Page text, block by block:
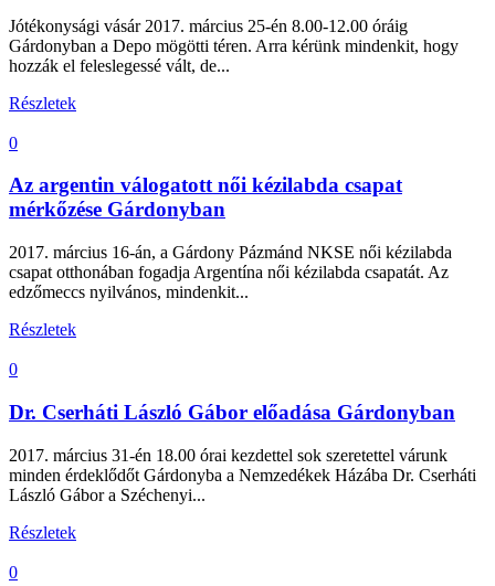
Jótékonysági vásár 2017. március 25-én 8.00-12.00 óráig
Gárdonyban a Depo mögötti téren. Arra kérünk mindenkit, hogy
hozzák el feleslegessé vált, de...
Részletek
0
Az argentin válogatott női kézilabda csapat
mérkőzése Gárdonyban
2017. március 16-án, a Gárdony Pázmánd NKSE női kézilabda
csapat otthonában fogadja Argentína női kézilabda csapatát. Az
edzőmeccs nyilvános, mindenkit...
Részletek
0
Dr. Cserháti László Gábor előadása Gárdonyban
2017. március 31-én 18.00 órai kezdettel sok szeretettel várunk
minden érdeklődőt Gárdonyba a Nemzedékek Házába Dr. Cserháti
László Gábor a Széchenyi...
Részletek
0